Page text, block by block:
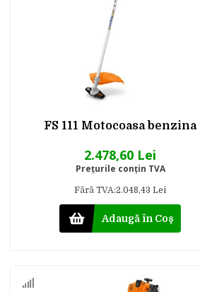
FS 111 Motocoasa benzina
2.478,60 Lei
Preţurile conţin TVA
Fără TVA:2.048,43 Lei
Adaugă în Coş